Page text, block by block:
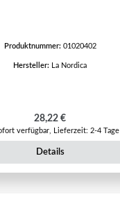
Produktnummer: 01020402
Hersteller: La Nordica
Regulärer Preis:
28,22 €
verfügbar, Lieferzeit: 2-4 Tage
Details